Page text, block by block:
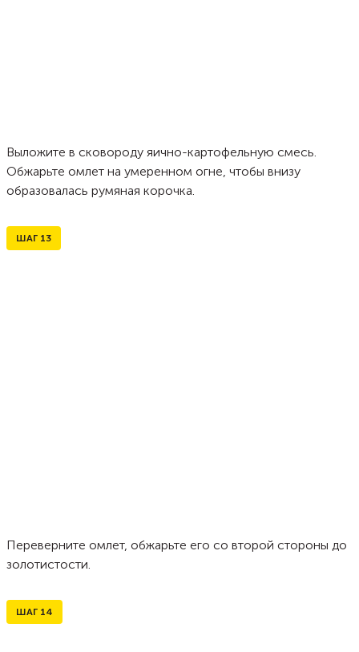
Выложите в сковороду яично-картофельную смесь.
Обжарьте омлет на умеренном огне, чтобы внизу
образовалась румяная корочка.
ШАГ 13
Переверните омлет, обжарьте его со второй стороны до
золотистости.
ШАГ 14